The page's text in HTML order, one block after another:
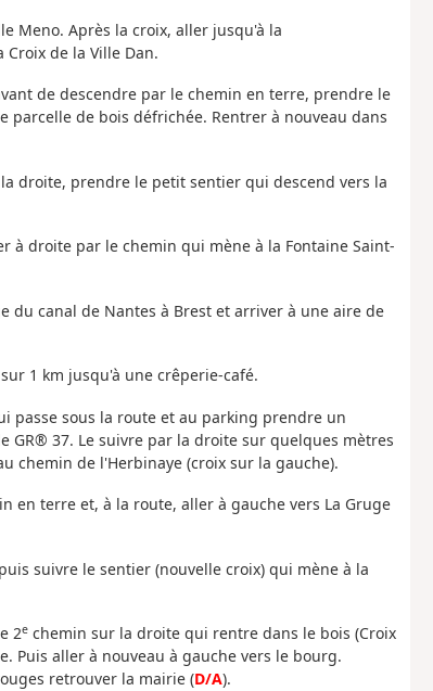
Meno. Après la croix, aller jusqu'à la
de la Ville Dan.
de descendre par le chemin en terre, prendre le
parcelle de bois défrichée. Rentrer à nouveau dans
droite, prendre le petit sentier qui descend vers la
droite par le chemin qui mène à la Fontaine Saint-
canal de Nantes à Brest et arriver à une aire de
1 km jusqu'à une crêperie-café.
passe sous la route et au parking prendre un
37. Le suivre par la droite sur quelques mètres
chemin de l'Herbinaye (croix sur la gauche).
en terre et, à la route, aller à gauche vers La Gruge
suivre le sentier (nouvelle croix) qui mène à la
2echemin sur la droite qui rentre dans le bois (Croix
Puis aller à nouveau à gauche vers le bourg.
retrouver la mairie (D/A).